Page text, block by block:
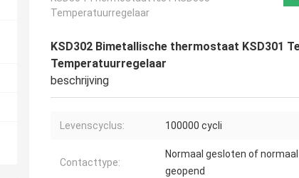
Temperatuurregelaar
KSD302 Bimetallische thermostaat KSD301
Temperatuurregelaar
beschrijving
Levenscyclus: 100000 cycli
Contacttype:
Normaal gesloten of normaal
geopend